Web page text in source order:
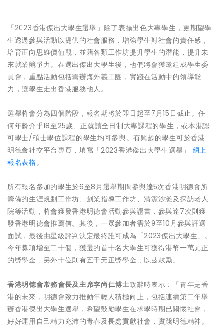
「2023香港傑出大學生選舉」除了表揚出色大專學生，更期望學
生透過參與活動以提供的社會服務，增強學生對社會的責任感，
培育正向思維價值觀，並藉各類工作坊提升學生的潛能，提升未
來就業競爭力。在選出傑出大學生後，他們將會獲邀組成學生委
員會，重點活動包括籌辦海外義工團，實踐在活動中的領導能
力，讓學生走出香港服務他人。
選舉將會分為四個階段，報名期將於即日起至7月15日截止。任
何年齡介乎18至25歲、正就讀全日制大專課程的學生，或本港認
可學士/碩士學位課程的學生均可參與。有興趣的學生可於香港
明德會社交平台專頁，填寫「2023香港傑出大學生選舉」 網上
報名表格。
所有報名參加的學生於6至8月選舉期間參與達5次香港明德會所
籌備的生涯規劃工作坊、創業指導工作坊、清潔沙灘及探訪老人
院等活動，將會獲發香港明德會活動參與證書，參與達7次則獲
發香港明德會推薦信。其後，一眾參加者需於9至10月參與評選
面試，最後由星級評判決定最終誰可成為「2023傑出大學生」。
今年獎項增至二十個，獲選的首十名大學生可獲得港幣一萬元正
的獎學金，另外十位則有五千元正獎學金，以茲鼓勵。
香港明德會常務會長及主席李尚仁博士致辭時表示：「青年是香
港的未來，明德會致力推動年輕人積極向上，包括連續第二年舉
辦香港傑出大學生選舉，希望鼓勵學生在求學時期已關懷社會，
好好運用自己精力充沛的青春及長處貢獻社會，實踐明德精神。